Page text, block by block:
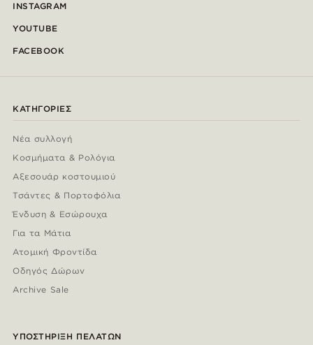
INSTAGRAM
YOUTUBE
FACEBOOK
ΚΑΤΗΓΟΡΊΕΣ
Νέα συλλογή
Κοσμήματα & Ρολόγια
Αξεσουάρ κοστουμιού
Τσάντες & Πορτοφόλια
Ένδυση & Εσώρουχα
Για τα Μάτια
Ατομική Φροντίδα
Οδηγός Δώρων
Archive Sale
ΥΠΟΣΤΉΡΙΞΗ ΠΕΛΑΤΏΝ